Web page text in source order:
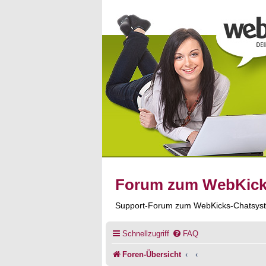
Forum zum
Support-Forum zum WebKicks-
Schnellzugriff FAQ
Foren-Übersicht